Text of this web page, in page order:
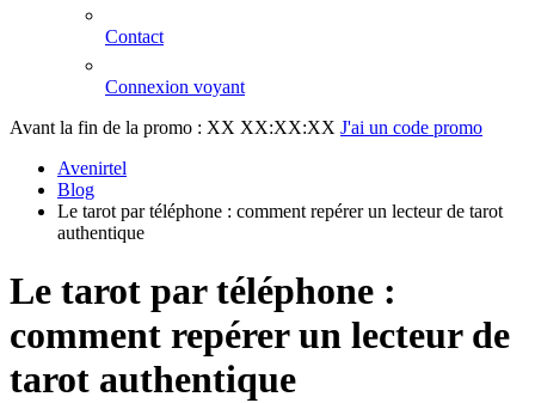
Contact
Connexion voyant
Avant la fin de la promo : XX XX:XX:XX J'ai un code promo
Avenirtel
Blog
Le tarot par téléphone : comment repérer un lecteur de tarot
authentique
Le tarot par téléphone :
comment repérer un lecteur de
tarot authentique